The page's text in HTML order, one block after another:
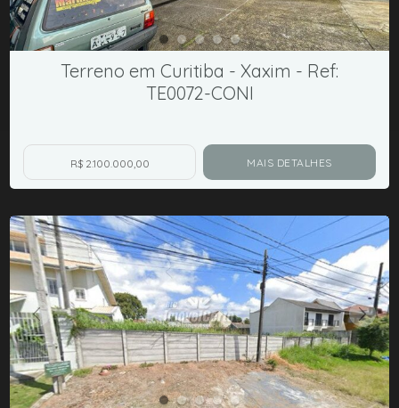
Terreno em Curitiba - Xaxim - Ref:
TE0072-CONI
R$ 2.100.000,00 MAIS DETALHES